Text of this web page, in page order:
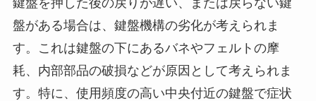
盤がある場合は、鍵盤機構の劣化が考えられま
す。これは鍵盤の下にあるバネやフェルトの摩
耗、内部部品の破損などが原因として考えられま
す。特に、使用頻度の高い中央付近の鍵盤で症状